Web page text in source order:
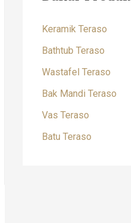
Keramik Teraso
Bathtub Teraso
Wastafel Teraso
Bak Mandi Teraso
Vas Teraso
Batu Teraso